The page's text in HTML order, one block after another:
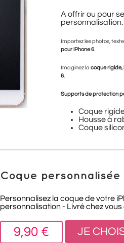
A offrir ou pour
personnalisation.
Importez les photos,
pour iPhone 6
Imaginez la coque rigide,
6
Supports de protection
Coque
Housse à
Coque
Coque personnalisée
Personnalisez la coque de votre
personnalisation - Livré chez vous
9,90 € JE